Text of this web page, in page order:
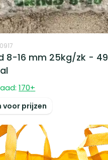
8-16 mm 25kg/zk - 49
170+
voor prijzen